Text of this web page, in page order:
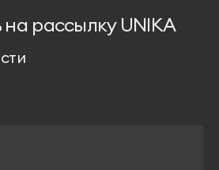
рассылку UNIKA